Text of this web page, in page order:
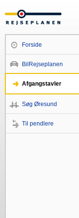
Forside
BilRejseplanen
Afgangstavler
Søg Øresund
Til pendlere